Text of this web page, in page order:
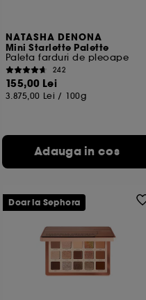
NATASHA DENONA
Mini Starlette Palette
Paleta farduri de pleoape
242
155,00 Lei
3.875,00 Lei / 100g
Adauga in cos
Doar la Sephora